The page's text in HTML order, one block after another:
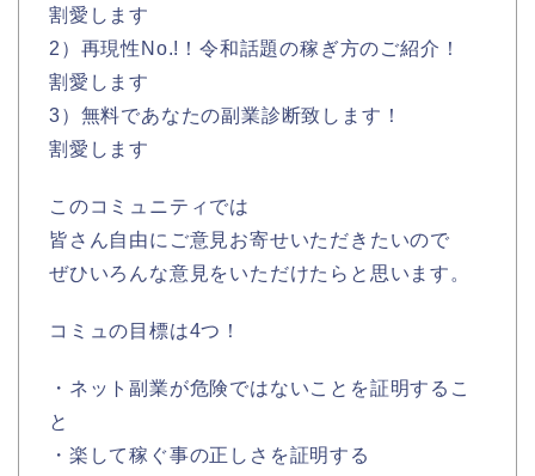
割愛します
2）再現性No.!！令和話題の稼ぎ方のご紹介！
割愛します
3）無料であなたの副業診断致します！
割愛します
このコミュニティでは
皆さん自由にご意見お寄せいただきたいので
ぜひいろんな意見をいただけたらと思います。
コミュの目標は4つ！
・ネット副業が危険ではないことを証明するこ
と
・楽して稼ぐ事の正しさを証明する